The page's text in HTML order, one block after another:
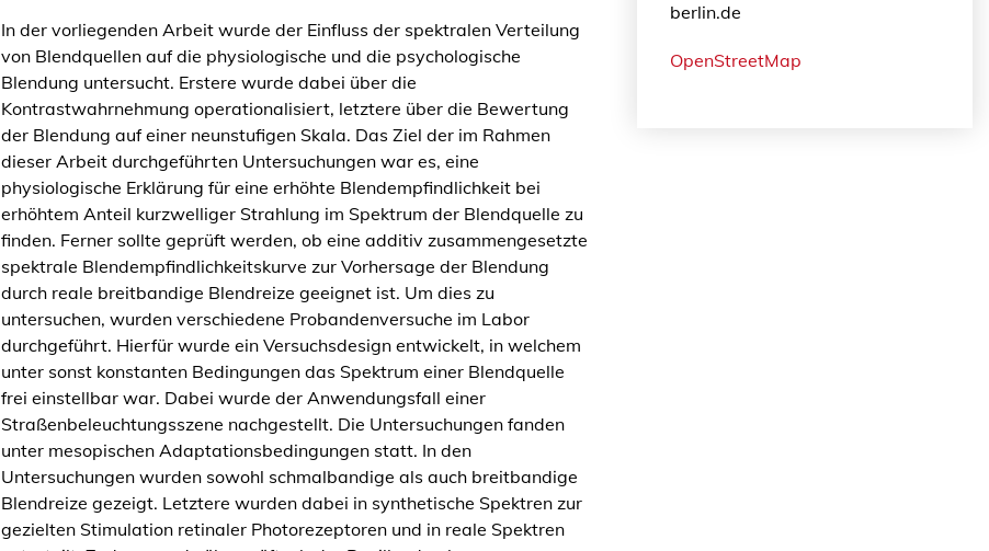
u
s
s
d
e
s
S
p
e
k
t
r
u
m
s
a
u
f
d
i
In der vorliegenden Arbeit wurde der Einfluss der spektralen Verteilung
von Blendquellen auf die physiologische und die psychologische
Blendung untersucht. Erstere wurde dabei über die
Kontrastwahrnehmung operationalisiert, letztere über die Bewertung
der Blendung auf einer neunstufigen Skala. Das Ziel der im Rahmen
dieser Arbeit durchgeführten Untersuchungen war es, eine
physiologische Erklärung für eine erhöhte Blendempfindlichkeit bei
erhöhtem Anteil kurzwelliger Strahlung im Spektrum der Blendquelle zu
finden. Ferner sollte geprüft werden, ob eine additiv zusammengesetzte
spektrale Blendempfindlichkeitskurve zur Vorhersage der Blendung
durch reale breitbandige Blendreize geeignet ist. Um dies zu
untersuchen, wurden verschiedene Probandenversuche im Labor
durchgeführt. Hierfür wurde ein Versuchsdesign entwickelt, in welchem
unter sonst konstanten Bedingungen das Spektrum einer Blendquelle
frei einstellbar war. Dabei wurde der Anwendungsfall einer
Straßenbeleuchtungsszene nachgestellt. Die Untersuchungen fanden
unter mesopischen Adaptationsbedingungen statt. In den
Untersuchungen wurden sowohl schmalbandige als auch breitbandige
Blendreize gezeigt. Letztere wurden dabei in synthetische Spektren zur
gezielten Stimulation retinaler Photorezeptoren und in reale Spektren
berlin.de
OpenStreetMap